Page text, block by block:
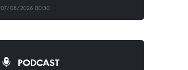
07/08/2026 00:30
PODCAST